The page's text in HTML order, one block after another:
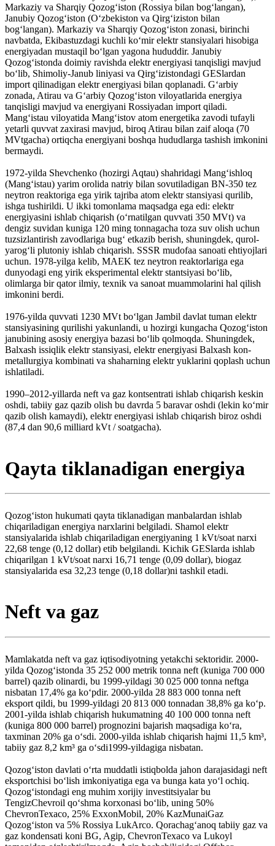
Markaziy va Sharqiy Qozogʻiston (Rossiya bilan bogʻlangan),
Janubiy Qozogʻiston (Oʻzbekiston va Qirgʻiziston bilan
bogʻlangan). Markaziy va Sharqiy Qozogʻiston zonasi, birinchi
navbatda, Ekibastuzdagi kuchli koʻmir elektr stansiyalari hisobiga
energiyadan mustaqil boʻlgan yagona hududdir. Janubiy
Qozogʻistonda doimiy ravishda elektr energiyasi tanqisligi mavjud
boʻlib, Shimoliy-Janub liniyasi va Qirgʻizistondagi GESlardan
import qilinadigan elektr energiyasi bilan qoplanadi. Gʻarbiy
zonada, Atirau va Gʻarbiy Qozogʻiston viloyatlarida energiya
tanqisligi mavjud va energiyani Rossiyadan import qiladi.
Mangʻistau viloyatida Mangʻistov atom energetika zavodi tufayli
yetarli quvvat zaxirasi mavjud, biroq Atirau bilan zaif aloqa (70
MVtgacha) ortiqcha energiyani boshqa hududlarga tashish imkonini
bermaydi.
1972-yilda Shevchenko (hozirgi Aqtau) shahridagi Mangʻishloq
(Mangʻistau) yarim orolida natriy bilan sovutiladigan BN-350 tez
neytron reaktoriga ega yirik tajriba atom elektr stansiyasi qurilib,
ishga tushirildi. U ikki tomonlama maqsadga ega edi: elektr
energiyasini ishlab chiqarish (oʻrnatilgan quvvati 350 MVt) va
dengiz suvidan kuniga 120 ming tonnagacha toza suv olish uchun
tuzsizlantirish zavodlariga bugʻ etkazib berish, shuningdek, qurol-
yarogʻli plutoniy ishlab chiqarish. SSSR mudofaa sanoati ehtiyojlari
uchun. 1978-yilga kelib, MAEK tez neytron reaktorlariga ega
dunyodagi eng yirik eksperimental elektr stantsiyasi boʻlib,
olimlarga bir qator ilmiy, texnik va sanoat muammolarini hal qilish
imkonini berdi.
1976-yilda quvvati 1230 MVt boʻlgan Jambil davlat tuman elektr
stansiyasining qurilishi yakunlandi, u hozirgi kungacha Qozogʻiston
janubining asosiy energiya bazasi boʻlib qolmoqda. Shuningdek,
Balxash issiqlik elektr stansiyasi, elektr energiyasi Balxash kon-
metallurgiya kombinati va shaharning elektr yuklarini qoplash uchun
ishlatiladi.
1990–2012-yillarda neft va gaz kontsentrati ishlab chiqarish keskin
oshdi, tabiiy gaz qazib olish bu davrda 5 baravar oshdi (lekin koʻmir
qazib olish kamaydi), elektr energiyasi ishlab chiqarish biroz oshdi
(87,4 dan 90,6 milliard kVt / soatgacha).
Qayta tiklanadigan energiya
Qozogʻiston hukumati qayta tiklanadigan manbalardan ishlab
chiqariladigan energiya narxlarini belgiladi. Shamol elektr
stansiyalarida ishlab chiqariladigan energiyaning 1 kVt/soat narxi
22,68 tenge (0,12 dollar) etib belgilandi. Kichik GESlarda ishlab
chiqarilgan 1 kVt/soat narxi 16,71 tenge (0,09 dollar), biogaz
stansiyalarida esa 32,23 tenge (0,18 dollar)ni tashkil etadi.
Neft va gaz
Mamlakatda neft va gaz iqtisodiyotning yetakchi sektoridir. 2000-
yilda Qozogʻistonda 35 252 000 metrik tonna neft (kuniga 700 000
barrel) qazib olinardi, bu 1999-yildagi 30 025 000 tonna neftga
nisbatan 17,4% ga koʻpdir. 2000-yilda 28 883 000 tonna neft
eksport qildi, bu 1999-yildagi 20 813 000 tonnadan 38,8% ga koʻp.
2001-yilda ishlab chiqarish hukumatning 40 100 000 tonna neft
(kuniga 800 000 barrel) prognozini bajarish maqsadiga koʻra,
taxminan 20% ga oʻsdi. 2000-yilda ishlab chiqarish hajmi 11,5 km³,
tabiiy gaz 8,2 km³ ga oʻsdi1999-yildagiga nisbatan.
Qozogʻiston davlati oʻrta muddatli istiqbolda jahon darajasidagi neft
eksportchisi boʻlish imkoniyatiga ega va bunga kata yoʻl ochiq.
Qozogʻistondagi eng muhim xorijiy investitsiyalar bu
TengizChevroil qoʻshma korxonasi boʻlib, uning 50%
ChevronTexaco, 25% ExxonMobil, 20% KazMunaiGaz
Qozogʻiston va 5% Rossiya LukArco. Qorachagʻanoq tabiiy gaz va
gaz kondensati koni BG, Agip, ChevronTexaco va Lukoyl